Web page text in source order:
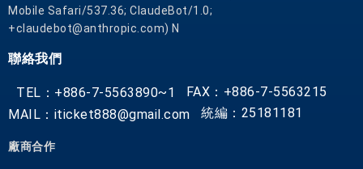
Mobile Safari/537.36; ClaudeBot/1.0;
+claudebot@anthropic.com) N
聯絡我們
TEL：+886-7-5563890~1
FAX：+886-7-5563215
MAIL：iticket888@gmail.com
統編：25181181
廠商合作